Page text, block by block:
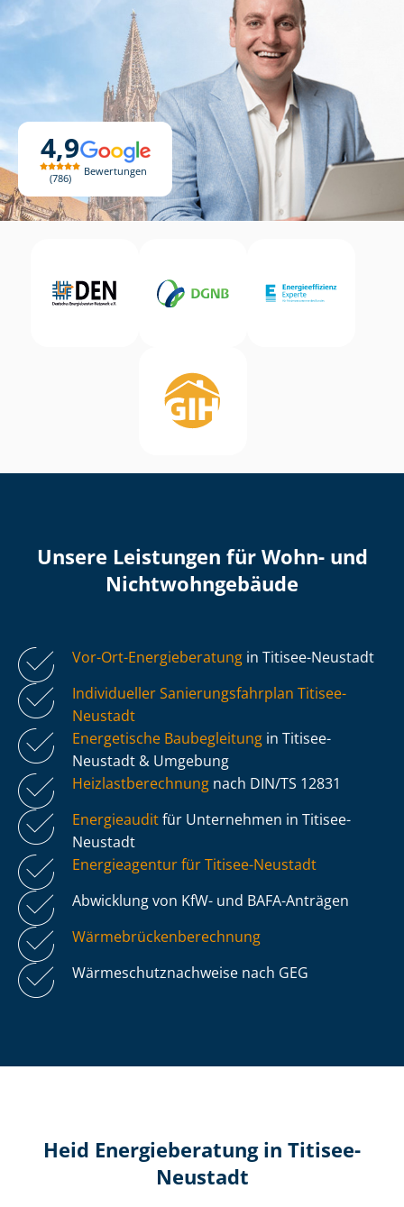
4,9
786
Bewertungen
Unsere Leistungen für Wohn- und
Nicht­wohn­ge­bäu­de
Vor-Ort-Energieberatung in Titisee-Neustadt
Individueller Sa­nie­rungs­fahr­plan Titisee-
Neustadt
Energetische Baubegleitung in Titisee-
Neustadt & Umgebung
Heiz­last­be­rech­nung nach DIN/TS 12831
Energieauditfür Unternehmen in Titisee-
Neustadt
Energieagentur für Titisee-Neustadt
Abwicklung von KfW- und BAFA-Anträgen
Wär­me­brü­cken­be­rech­nung
Wär­me­schutz­nach­wei­se nach GEG
Heid Energieberatung in Titisee-
Neustadt